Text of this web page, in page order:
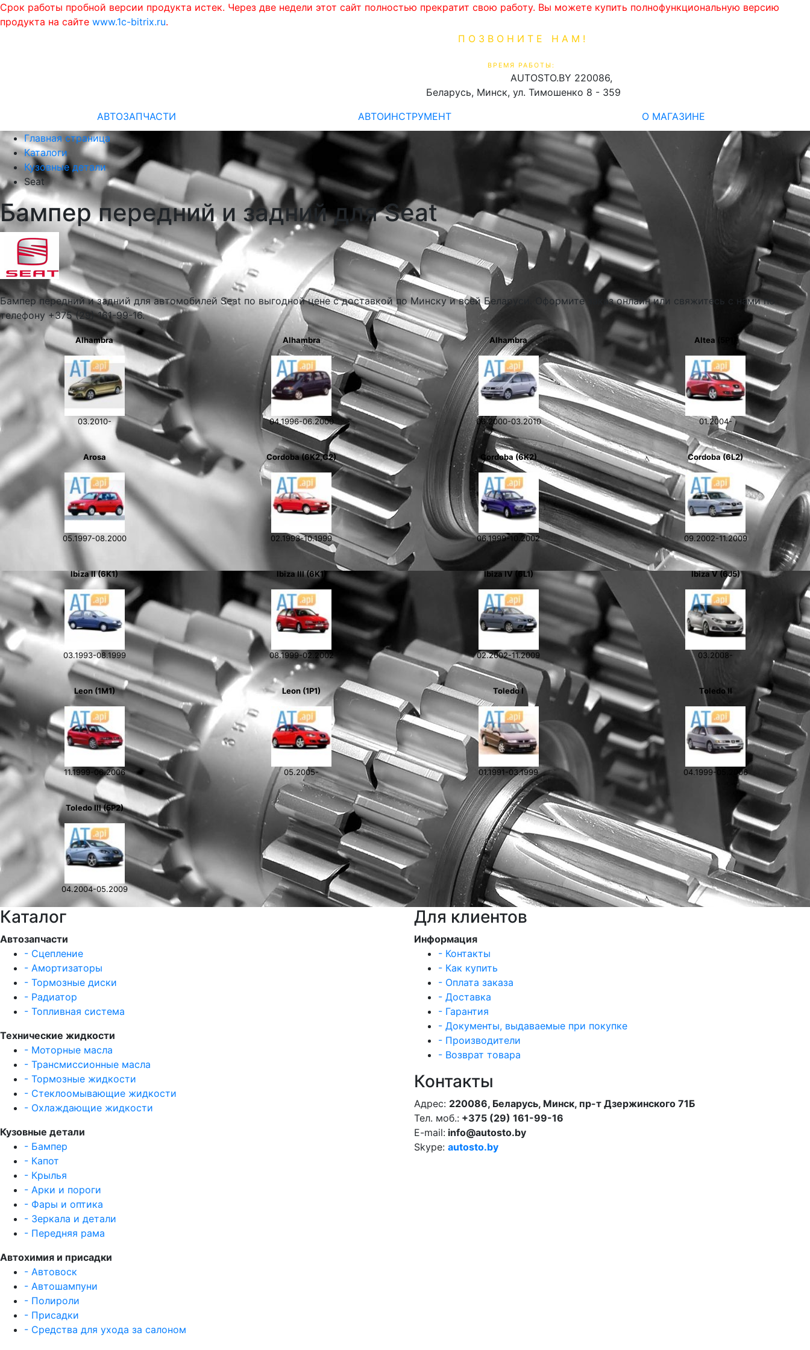
Срок работы пробной версии продукта истек. Через две недели этот сайт полностью прекратит свою работу. Вы можете купить полнофункциональную версию
продукта на сайте www.1c-bitrix.ru.
ПОЗВОНИТЕ НАМ!
ВРЕМЯ РАБОТЫ:
AUTOSTO.BY 220086,
Беларусь, Минск, ул. Тимошенко 8 - 359
АВТОЗАПЧАСТИ АВТОИНСТРУМЕНТ
О МАГАЗИНЕ
Главная страница
Каталоги
Кузовные детали
Seat
Бампер передний и задний для Seat
Бампер передний и задний для автомобилей Seat по выгодной цене с доставкой по Минску и всей Беларуси. Оформите заказ онлайн или свяжитесь с нами по
телефону +375 (29) 161-99-16.
Alhambra
03.2010-
Alhambra
04.1996-06.2000
Alhambra
06.2000-03.2010
Altea (5P1)
01.2004-
Arosa
05.1997-08.2000
Cordoba (6K2,C2)
02.1993-10.1999
Cordoba (6K2)
06.1999-10.2002
Cordoba (6L2)
09.2002-11.2009
Ibiza II (6K1)
03.1993-08.1999
Ibiza III (6K1)
08.1999-02.2002
Ibiza IV (6L1)
02.2002-11.2009
Ibiza V (6J5)
03.2008-
Leon (1M1)
11.1999-06.2006
Leon (1P1)
05.2005-
Toledo I
01.1991-03.1999
Toledo II
04.1999-05.2006
Toledo III (5P2)
04.2004-05.2009
Каталог
Автозапчасти
- Сцепление
- Амортизаторы
- Тормозные диски
- Радиатор
- Топливная система
Технические жидкости
- Моторные масла
- Трансмиссионные масла
- Тормозные жидкости
- Стеклоомывающие жидкости
- Охлаждающие жидкости
Кузовные детали
- Бампер
- Капот
- Крылья
- Арки и пороги
- Фары и оптика
- Зеркала и детали
- Передняя рама
Автохимия и присадки
- Автовоск
- Автошампуни
- Полироли
- Присадки
- Средства для ухода за салоном
Для клиентов
Информация
- Контакты
- Как купить
- Оплата заказа
- Доставка
- Гарантия
- Документы, выдаваемые при покупке
- Производители
- Возврат товара
Контакты
Адрес: 220086, Беларусь, Минск, пр-т Дзержинского 71Б
Тел. моб.: +375 (29) 161-99-16
E-mail: info@autosto.by
Skype: autosto.by